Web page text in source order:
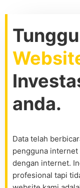
anda.
Data telah
pengguna internet
dengan internet.
profesional tapi